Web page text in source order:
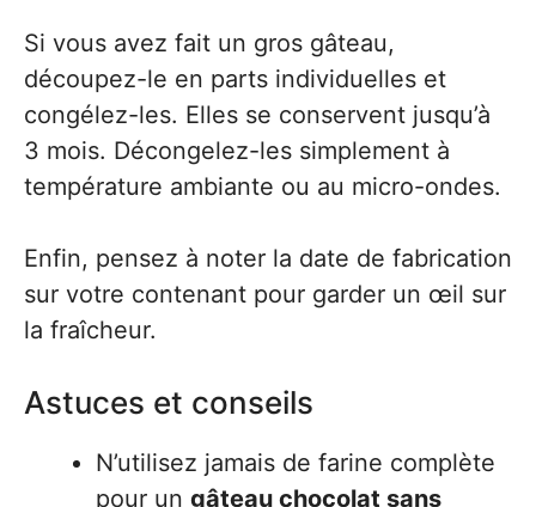
Si vous avez fait un gros gâteau,
découpez-le en parts individuelles et
congélez-les. Elles se conservent jusqu’à
3 mois. Décongelez-les simplement à
température ambiante ou au micro-ondes.
Enfin, pensez à noter la date de fabrication
sur votre contenant pour garder un œil sur
la fraîcheur.
Astuces et conseils
N’utilisez jamais de farine complète
pour un gâteau chocolat sans